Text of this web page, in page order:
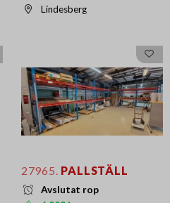
Lindesberg
27965. PALLSTÄLL
Avslutat rop